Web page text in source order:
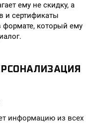
ему не скидку, а
и сертификаты
формате, который ему
информацию из всех